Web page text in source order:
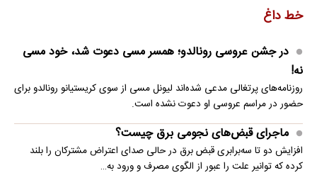
خط داغ
در جشن عروسی رونالدو؛ همسر مسی دعوت شد، خود مسی
نه!
روزنامه‌های پرتغالی مدعی شده‌اند لیونل مسی از سوی کریستیانو رونالدو برای
حضور در مراسم عروسی او دعوت نشده است.
ماجرای قبض‌های نجومی برق چیست؟
افزایش دو تا سه‌برابری قبض برق در حالی صدای اعتراض مشترکان را بلند
کرده که توانیر علت را عبور از الگوی مصرف و ورود به…